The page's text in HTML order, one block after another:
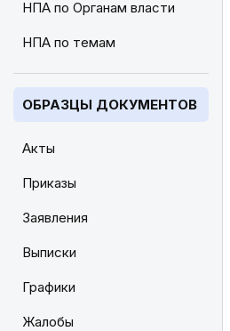
НПА по Органам власти
НПА по темам
ОБРАЗЦЫ ДОКУМЕНТОВ
Акты
Приказы
Заявления
Выписки
Графики
Жалобы